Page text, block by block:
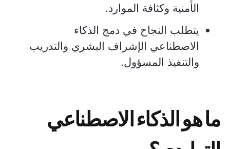
الأمنية وكثافة الموارد.
يتطلب النجاح في دمج الذكاء
الاصطناعي الإشراف البشري والتدريب
والتنفيذ المسؤول.
ما هو الذكاء الاصطناعي